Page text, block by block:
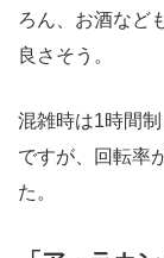
ろん、お酒など
良さそう。
混雑時は1時間
ですが、回転率
た。